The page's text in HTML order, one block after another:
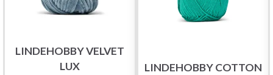
LINDEHOBBY VELVET
LUX
LINDEHOBBY COTTON